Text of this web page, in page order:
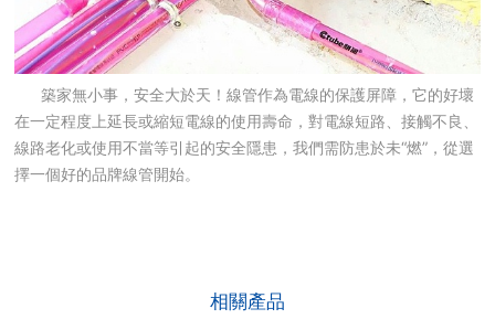
築家無小事，安全大於天！線管作為電線的保護屏障，它的好壞
在一定程度上延長或縮短電線的使用壽命，對電線短路、接觸不良、
線路老化或使用不當等引起的安全隱患，我們需防患於未“燃”，從選
擇一個好的品牌線管開始。
相關產品